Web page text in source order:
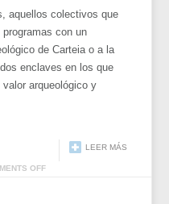
aquellos colectivos que
con un
de Carteia o a la
enclaves en los que
arqueológico y
LEER MÁS
OFF